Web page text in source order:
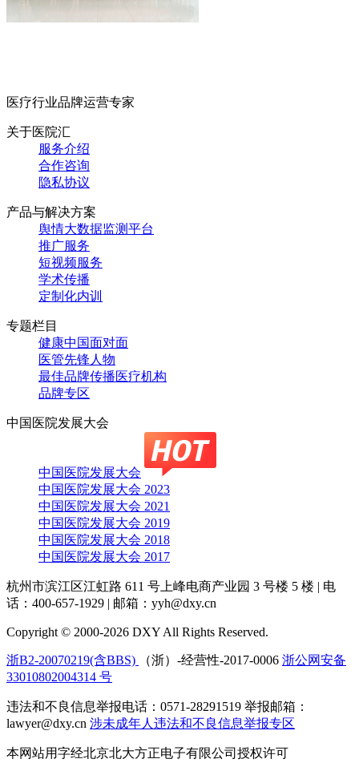
医疗行业品牌运营专家
关于医院汇
服务介绍
合作咨询
隐私协议
产品与解决方案
舆情大数据监测平台
推广服务
短视频服务
学术传播
定制化内训
专题栏目
健康中国面对面
医管先锋人物
最佳品牌传播医疗机构
品牌专区
中国医院发展大会
中国医院发展大会
中国医院发展大会 2023
中国医院发展大会 2021
中国医院发展大会 2019
中国医院发展大会 2018
中国医院发展大会 2017
杭州市滨江区江虹路 611 号上峰电商产业园 3 号楼 5 楼 | 电
话：400-657-1929 | 邮箱：yyh@dxy.cn
Copyright © 2000-2026 DXY All Rights Reserved.
浙B2-20070219(含BBS) （浙）-经营性-2017-0006 浙公网安备
33010802004314 号
违法和不良信息举报电话：0571-28291519 举报邮箱：
lawyer@dxy.cn 涉未成年人违法和不良信息举报专区
本网站用字经北京北大方正电子有限公司授权许可